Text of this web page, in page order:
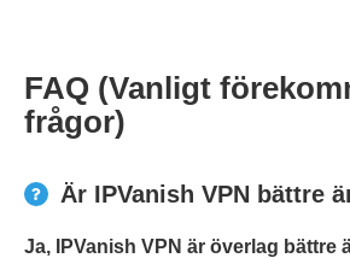
FAQ (Vanligt
frågor)
Är IPVanish VPN bättre
Ja, IPVanish VPN är överlag bättre